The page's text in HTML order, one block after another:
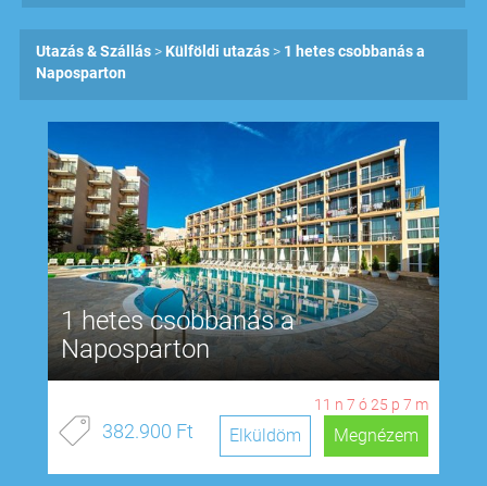
Utazás & Szállás Külföldi utazás
1 hetes csobbanás a
Naposparton
1 hetes csobbanás a
Naposparton
11 n 7 ó 25 p 6 m
382.900 Ft Megnézem
Elküldöm